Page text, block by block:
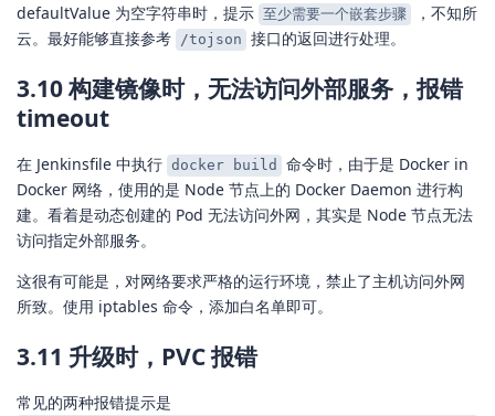
defaultValue 为空字符串时，提示 至少需要一个嵌套步骤
，不知所
云。最好能够直接参考 /tojson 接口的返回进行处理。
3.10 构建镜像时，无法访问外部服务，报错
timeout
在 Jenkinsfile 中执行 docker build
命令时，由于是 Docker in
Docker 网络，使用的是 Node 节点上的 Docker Daemon 进行构
建。看着是动态创建的 Pod 无法访问外网，其实是 Node 节点无法
访问指定外部服务。
这很有可能是，对网络要求严格的运行环境，禁止了主机访问外网
所致。使用 iptables 命令，添加白名单即可。
3.11 升级时，PVC 报错
常见的两种报错提示是